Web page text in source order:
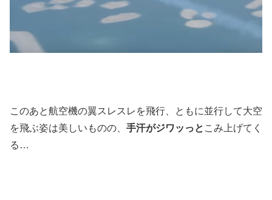
このあと航空機の翼スレスレを飛行、ともに並行して大空
を飛ぶ姿は美しいものの、 手汗がジワッっと こみ上げてく
る…